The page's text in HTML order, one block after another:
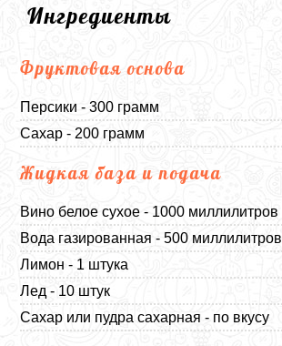
Ингредиенты
Фруктовая основа
Персики - 300 грамм
Сахар - 200 грамм
Жидкая база и подача
Вино белое сухое - 1000 миллилитров
Вода газированная - 500 миллилитров
Лимон - 1 штука
Лед - 10 штук
Сахар или пудра сахарная - по вкусу